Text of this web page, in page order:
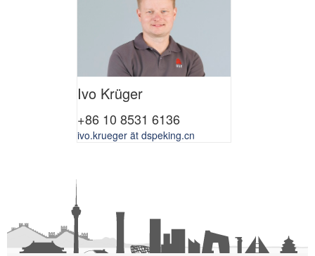
Ivo Krüger
+86 10 8531 6136
ivo.krueger ät dspeking.cn